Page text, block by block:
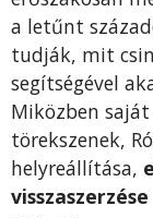
a letűnt
tudják, mit
segítségével
Miközben
törekszenek,
helyreállítása,